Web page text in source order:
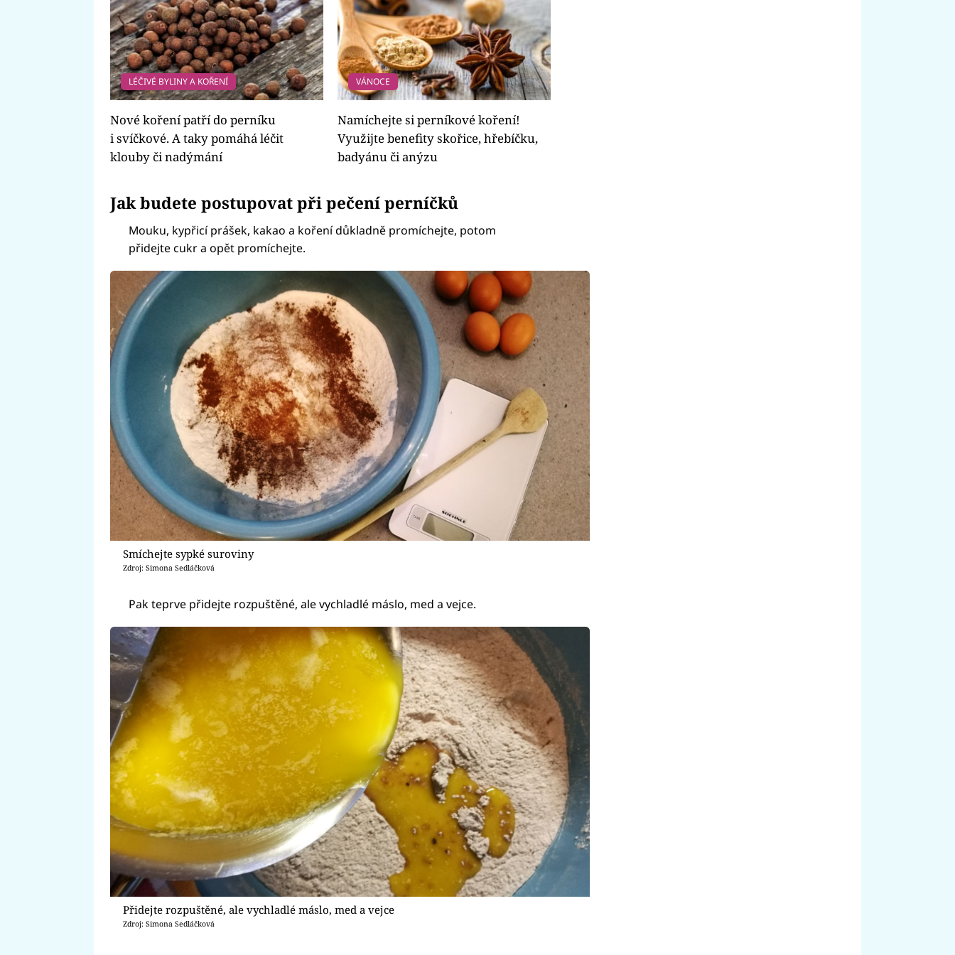
LÉČIVÉ BYLINY A KOŘENÍ
Nové koření patří do perníku
i svíčkové. A taky pomáhá léčit
klouby či nadýmání
VÁNOCE
Namíchejte si perníkové koření!
Využijte benefity skořice, hřebíčku,
badyánu či anýzu
Jak budete postupovat při pečení perníčků
Mouku, kypřicí prášek, kakao a koření důkladně promíchejte, potom
přidejte cukr a opět promíchejte.
Smíchejte sypké suroviny
Zdroj: Simona Sedláčková
Pak teprve přidejte rozpuštěné, ale vychladlé máslo, med a vejce.
Přidejte rozpuštěné, ale vychladlé máslo, med a vejce
Zdroj: Simona Sedláčková